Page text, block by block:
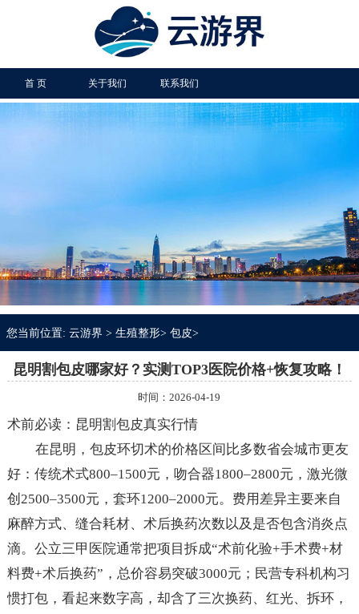
首 页 关于我们 联系我们
您当前位置: 云游界 > 生殖整形> 包皮>
昆明割包皮哪家好？实测TOP3医院价格+恢复攻略！
时间：2026-04-19
术前必读：昆明割包皮真实行情
在昆明，包皮环切术的价格区间比多数省会城市更友
好：传统术式800–1500元，吻合器1800–2800元，激光微
创2500–3500元，套环1200–2000元。费用差异主要来自
麻醉方式、缝合耗材、术后换药次数以及是否包含消炎点
滴。公立三甲医院通常把项目拆成“术前化验+手术费+材
料费+术后换药”，总价容易突破3000元；民营专科机构习
惯打包，看起来数字高，却含了三次换药、红光、拆环，